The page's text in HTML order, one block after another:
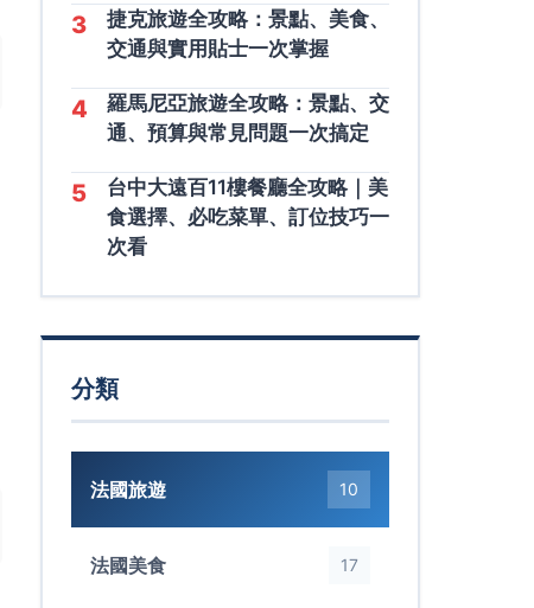
3
捷克旅遊全攻略：景點、美食、
交通與實用貼士一次掌握
4
羅馬尼亞旅遊全攻略：景點、交
通、預算與常見問題一次搞定
5
台中大遠百11樓餐廳全攻略｜美
食選擇、必吃菜單、訂位技巧一
次看
分類
法國旅遊 10
法國美食 17